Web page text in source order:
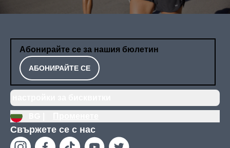
Абонирайте се за нашия бюлетин
АБОНИРАЙТЕ СЕ
Свържете се с нас